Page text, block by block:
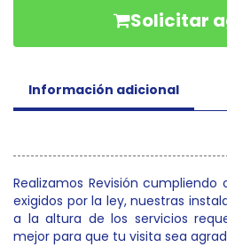
Solicitar
Información adicional
Realizamos Revisión
exigidos por la ley, nuestras
a la altura de los servicios
mejor para que tu visita sea